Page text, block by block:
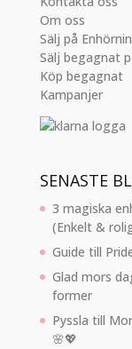
Om oss
Sälj på
Sälj begagnat
Köp begagnat
Kampanjer
SENASTE
3 magiska
(Enkelt &
Guide till
Glad mors
former
Pyssla till
🌸💖